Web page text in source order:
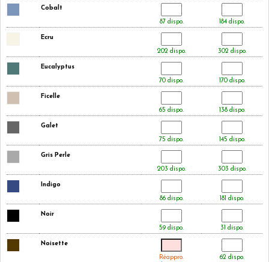
Cobalt
87 dispo. 184 dispo.
Ecru
202 dispo. 302 dispo.
Eucalyptus
70 dispo. 170 dispo.
Ficelle
65 dispo. 138 dispo.
Galet
75 dispo. 145 dispo.
Gris Perle
203 dispo. 303 dispo.
Indigo
86 dispo. 181 dispo.
Noir
59 dispo. 31 dispo.
Noisette
Réappro.
62 dispo.